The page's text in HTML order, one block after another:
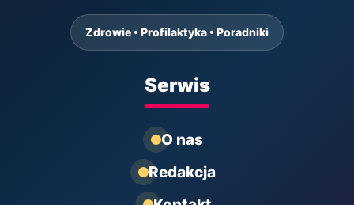
Zdrowie • Profilaktyka • Poradniki
Serwis
O nas
Redakcja